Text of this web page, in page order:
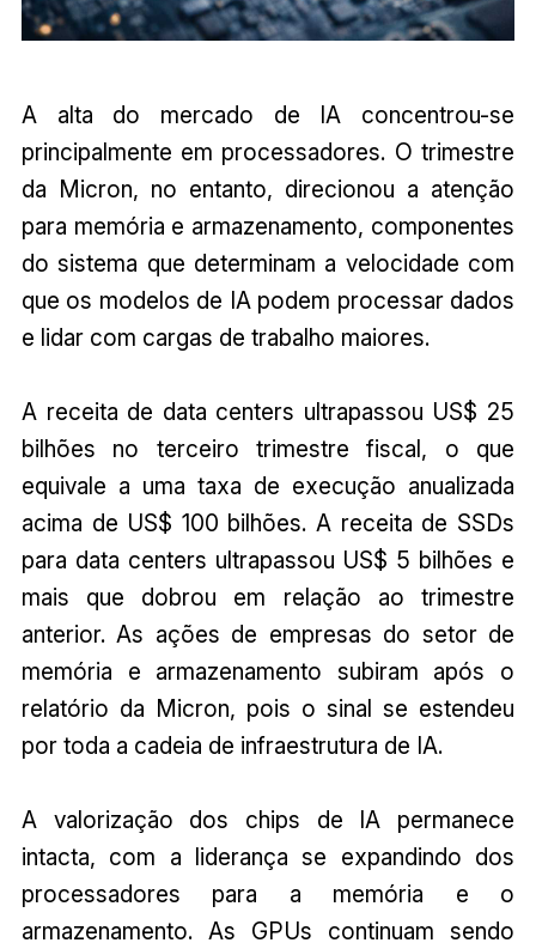
A alta do mercado de IA concentrou-se
principalmente em processadores. O trimestre
da Micron, no entanto, direcionou a atenção
para memória e armazenamento, componentes
do sistema que determinam a velocidade com
que os modelos de IA podem processar dados
e lidar com cargas de trabalho maiores.
A receita de data centers ultrapassou US$ 25
bilhões no terceiro trimestre fiscal, o que
equivale a uma taxa de execução anualizada
acima de US$ 100 bilhões. A receita de SSDs
para data centers ultrapassou US$ 5 bilhões e
mais que dobrou em relação ao trimestre
anterior. As ações de empresas do setor de
memória e armazenamento subiram após o
relatório da Micron, pois o sinal se estendeu
por toda a cadeia de infraestrutura de IA.
A valorização dos chips de IA permanece
intacta, com a liderança se expandindo dos
processadores para a memória e o
armazenamento. As GPUs continuam sendo